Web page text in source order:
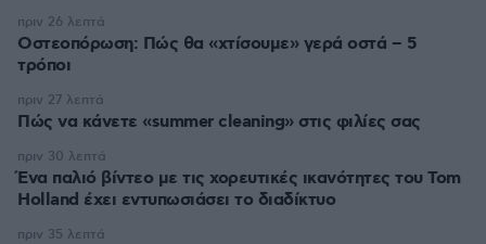
Οστεοπόρωση: Πώς θα «χτίσουμε» γερά οστά – 5
τρόποι
πριν 26 λεπτά
Πώς να κάνετε «summer cleaning» στις φιλίες σας
πριν 27 λεπτά
Ένα παλιό βίντεο με τις χορευτικές ικανότητες του Tom
Holland έχει εντυπωσιάσει το διαδίκτυο
πριν 30 λεπτά
πριν 35 λεπτά